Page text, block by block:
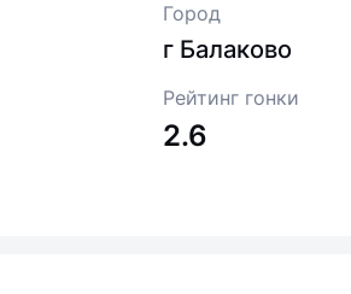
Город
г Балаково
Рейтинг гонки
2.6